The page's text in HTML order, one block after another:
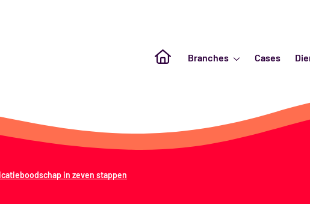
Naar de homepagina
Branches Cases
in zeven stappen